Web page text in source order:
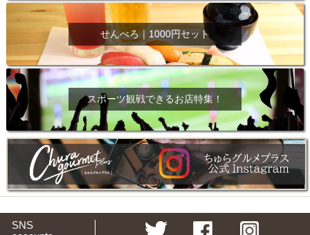
せんべろ｜1000円セット
スポーツ観戦できるお店特集！
SNS